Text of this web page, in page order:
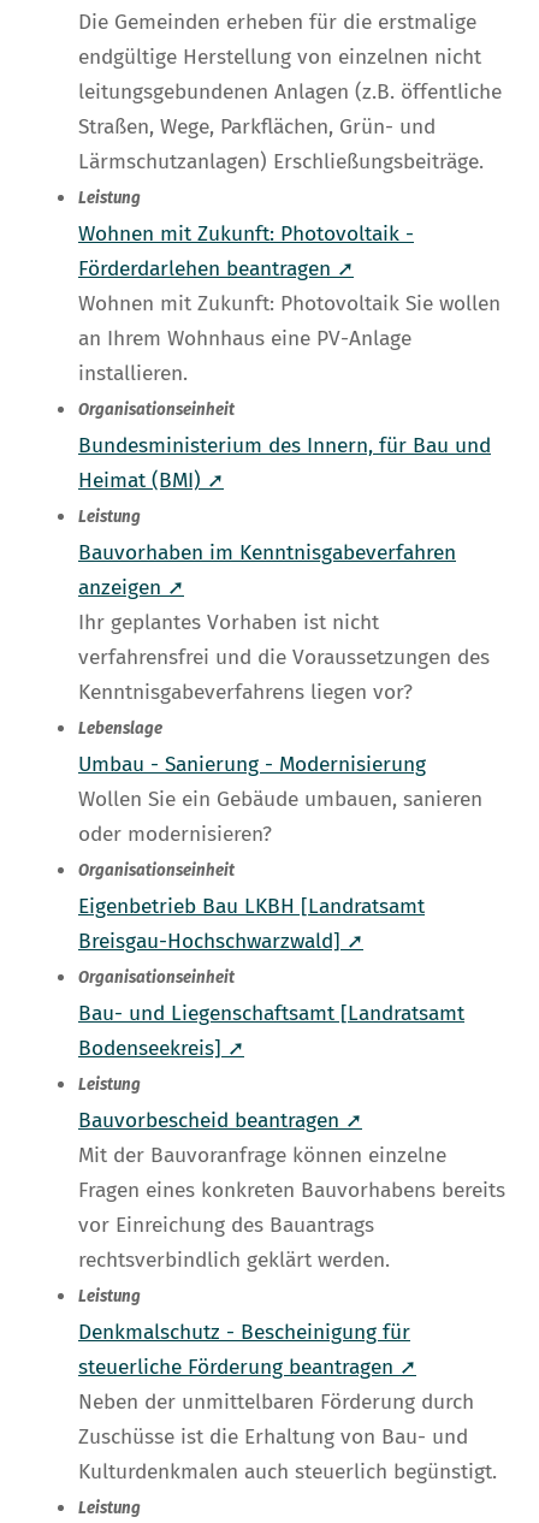
Die Gemeinden erheben für die erstmalige
endgültige Herstellung von einzelnen nicht
leitungsgebundenen Anlagen (z.B. öffentliche
Straßen, Wege, Parkflächen, Grün- und
Lärmschutzanlagen) Erschließungsbeiträge.
Leistung
Wohnen mit Zukunft: Photovoltaik -
Förderdarlehen beantragen ➚
Wohnen mit Zukunft: Photovoltaik Sie wollen
an Ihrem Wohnhaus eine PV-Anlage
installieren.
Organisationseinheit
Bundesministerium des Innern, für Bau und
Heimat (BMI) ➚
Leistung
Bauvorhaben im Kenntnisgabeverfahren
anzeigen ➚
Ihr geplantes Vorhaben ist nicht
verfahrensfrei und die Voraussetzungen des
Kenntnisgabeverfahrens liegen vor?
Lebenslage
Umbau - Sanierung - Modernisierung
Wollen Sie ein Gebäude umbauen, sanieren
oder modernisieren?
Organisationseinheit
Eigenbetrieb Bau LKBH [Landratsamt
Breisgau-Hochschwarzwald] ➚
Organisationseinheit
Bau- und Liegenschaftsamt [Landratsamt
Bodenseekreis] ➚
Leistung
Bauvorbescheid beantragen ➚
Mit der Bauvoranfrage können einzelne
Fragen eines konkreten Bauvorhabens bereits
vor Einreichung des Bauantrags
rechtsverbindlich geklärt werden.
Leistung
Denkmalschutz - Bescheinigung für
steuerliche Förderung beantragen ➚
Neben der unmittelbaren Förderung durch
Zuschüsse ist die Erhaltung von Bau- und
Kulturdenkmalen auch steuerlich begünstigt.
Leistung